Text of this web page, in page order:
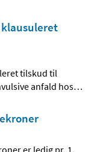
klausuleret
tilskud til
anfald hos…